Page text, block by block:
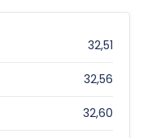
32,51
32,56
32,60